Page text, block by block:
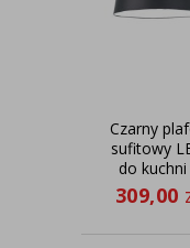
Czarny
sufitowy
do kuchni
KAIR -
309,00